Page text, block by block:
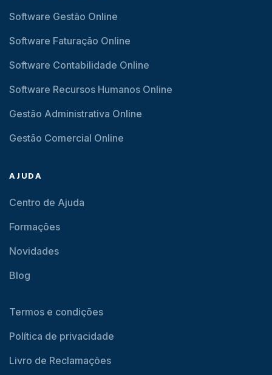
Software Gestão Online
Software Faturação Online
Software Contabilidade Online
Software Recursos Humanos Online
Gestão Administrativa Online
Gestão Comercial Online
AJUDA
Centro de Ajuda
Formações
Novidades
Blog
Termos e condições
Política de privacidade
Livro de Reclamações